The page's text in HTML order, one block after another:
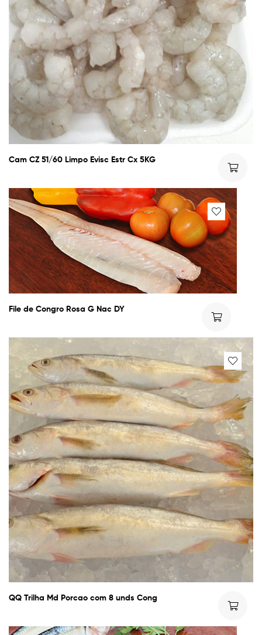
Cam CZ 51/60 Limpo Evisc Estr Cx 5KG
File de Congro Rosa G Nac DY
QQ Trilha Md Porcao com 8 unds Cong